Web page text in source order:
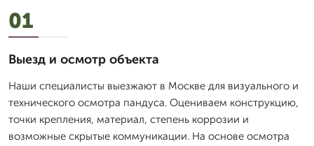
01
Выезд и осмотр объекта
Наши специалисты выезжают в Москве для визуального и
технического осмотра пандуса. Оцениваем конструкцию,
точки крепления, материал, степень коррозии и
возможные скрытые коммуникации. На основе осмотра